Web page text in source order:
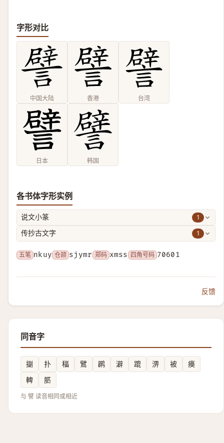
字形对比
中国大陆 香港 台湾
日本 韩国
各书体字形实例
说文小篆 1
传抄古文字 1
五笔 nkuy 仓颉 sjymr 郑码 xmss 四角号码 70601
反馈
同音字
㨽 扑 稫 鷿 䴙 澼 䠘 淠 被
㿙
䡟
䏘
与 譬 读音相同或相近